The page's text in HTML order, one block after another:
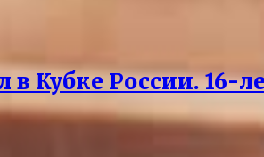
Кубке России. 16-